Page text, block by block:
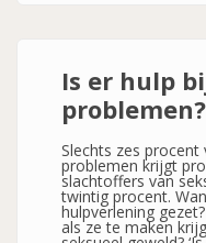
geven
over
van
Is er hulp
problemen?
Slechts zes procent
problemen krijgt
slachtoffers van
twintig procent.
hulpverlening
als ze te maken